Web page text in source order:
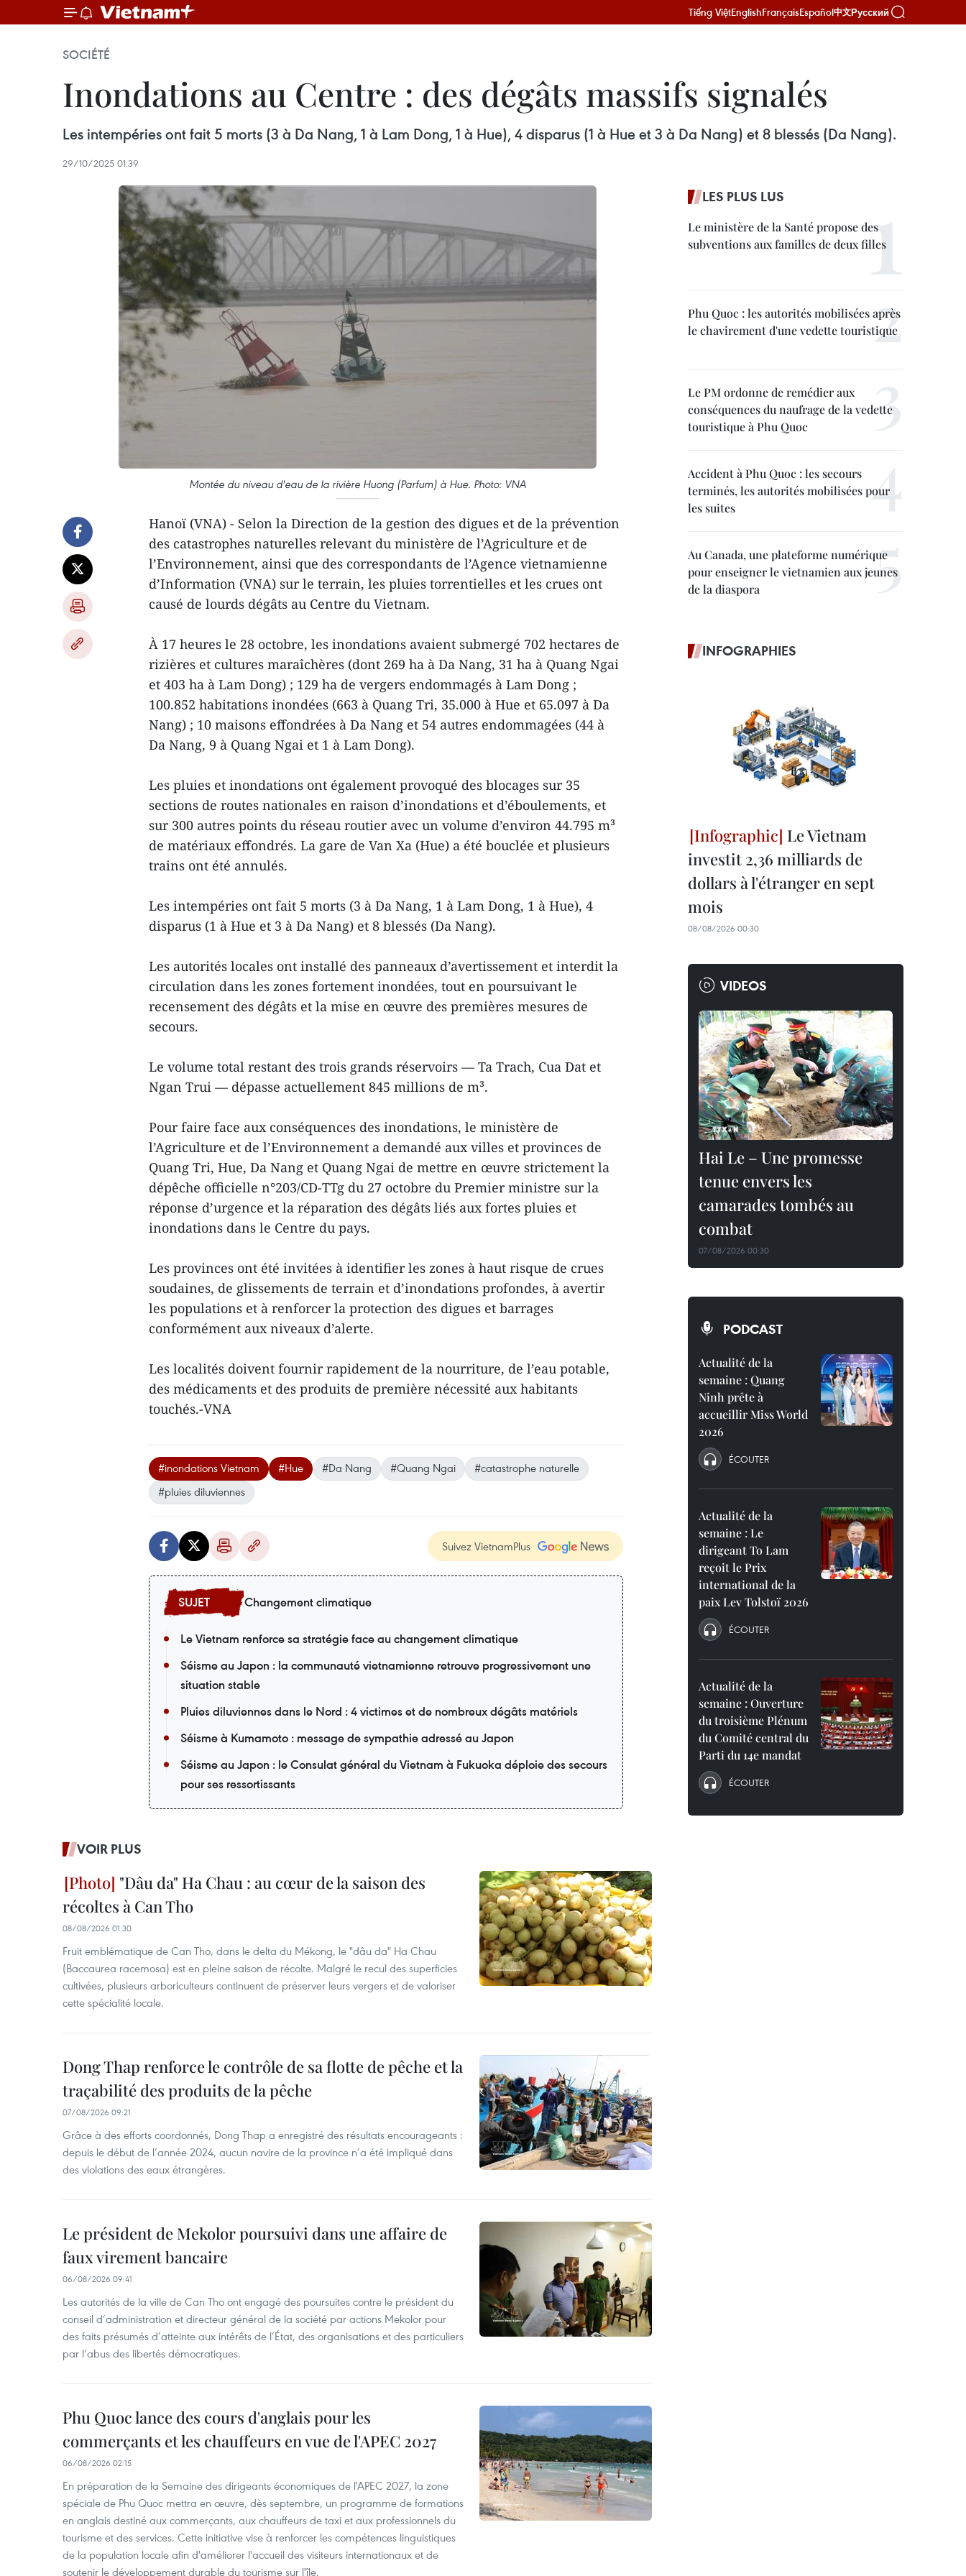
Tiếng ViệtEnglishFrançaisEspañol中文Русский
SOCIÉTÉ
Inondations au Centre : des dégâts massifs signalés
Les intempéries ont fait 5 morts (3 à Da Nang, 1 à Lam Dong, 1 à Hue), 4 disparus (1 à Hue et 3 à Da Nang) et 8 blessés (Da Nang).
29/10/2025 01:39
Montée du niveau d'eau de la rivière Huong (Parfum) à Hue. Photo: VNA
Hanoï (VNA) - Selon la Direction de la gestion des digues et de la prévention
des catastrophes naturelles relevant du ministère de l’Agriculture et de
l’Environnement, ainsi que des correspondants de l’Agence vietnamienne
d’Information (VNA) sur le terrain, les pluies torrentielles et les crues ont
causé de lourds dégâts au Centre du Vietnam.
À 17 heures le 28 octobre, les inondations avaient submergé 702 hectares de
rizières et cultures maraîchères (dont 269 ha à Da Nang, 31 ha à Quang Ngai
et 403 ha à Lam Dong) ; 129 ha de vergers endommagés à Lam Dong ;
100.852 habitations inondées (663 à Quang Tri, 35.000 à Hue et 65.097 à Da
Nang) ; 10 maisons effondrées à Da Nang et 54 autres endommagées (44 à
Da Nang, 9 à Quang Ngai et 1 à Lam Dong).
Les pluies et inondations ont également provoqué des blocages sur 35
sections de routes nationales en raison d’inondations et d’éboulements, et
sur 300 autres points du réseau routier avec un volume d’environ 44.795 m³
de matériaux effondrés. La gare de Van Xa (Hue) a été bouclée et plusieurs
trains ont été annulés.
Les intempéries ont fait 5 morts (3 à Da Nang, 1 à Lam Dong, 1 à Hue), 4
disparus (1 à Hue et 3 à Da Nang) et 8 blessés (Da Nang).
Les autorités locales ont installé des panneaux d’avertissement et interdit la
circulation dans les zones fortement inondées, tout en poursuivant le
recensement des dégâts et la mise en œuvre des premières mesures de
secours.
Le volume total restant des trois grands réservoirs — Ta Trach, Cua Dat et
Ngan Trui — dépasse actuellement 845 millions de m³.
Pour faire face aux conséquences des inondations, le ministère de
l’Agriculture et de l’Environnement a demandé aux villes et provinces de
Quang Tri, Hue, Da Nang et Quang Ngai de mettre en œuvre strictement la
dépêche officielle n°203/CD-TTg du 27 octobre du Premier ministre sur la
réponse d’urgence et la réparation des dégâts liés aux fortes pluies et
inondations dans le Centre du pays.
Les provinces ont été invitées à identifier les zones à haut risque de crues
soudaines, de glissements de terrain et d’inondations profondes, à avertir
les populations et à renforcer la protection des digues et barrages
conformément aux niveaux d’alerte.
Les localités doivent fournir rapidement de la nourriture, de l’eau potable,
des médicaments et des produits de première nécessité aux habitants
touchés.-VNA
#inondations Vietnam #Hue #Da Nang #Quang Ngai
#catastrophe naturelle
#pluies diluviennes
Suivez VietnamPlus
Changement climatique
Le Vietnam renforce sa stratégie face au changement climatique
Séisme au Japon : la communauté vietnamienne retrouve progressivement une
situation stable
Pluies diluviennes dans le Nord : 4 victimes et de nombreux dégâts matériels
Séisme à Kumamoto : message de sympathie adressé au Japon
Séisme au Japon : le Consulat général du Vietnam à Fukuoka déploie des secours
pour ses ressortissants
VOIR PLUS
"Dâu da" Ha Chau : au cœur de la saison des
récoltes à Can Tho
08/08/2026 01:30
Fruit emblématique de Can Tho, dans le delta du Mékong, le "dâu da" Ha Chau
(Baccaurea racemosa) est en pleine saison de récolte. Malgré le recul des superficies
cultivées, plusieurs arboriculteurs continuent de préserver leurs vergers et de valoriser
cette spécialité locale.
Dong Thap renforce le contrôle de sa flotte de pêche et la
traçabilité des produits de la pêche
07/08/2026 09:21
Grâce à des efforts coordonnés, Dong Thap a enregistré des résultats encourageants :
depuis le début de l’année 2024, aucun navire de la province n’a été impliqué dans
des violations des eaux étrangères.
Le président de Mekolor poursuivi dans une affaire de
faux virement bancaire
06/08/2026 09:41
Les autorités de la ville de Can Tho ont engagé des poursuites contre le président du
conseil d’administration et directeur général de la société par actions Mekolor pour
des faits présumés d’atteinte aux intérêts de l’État, des organisations et des particuliers
par l’abus des libertés démocratiques.
Phu Quoc lance des cours d'anglais pour les
commerçants et les chauffeurs en vue de l'APEC 2027
06/08/2026 02:15
En préparation de la Semaine des dirigeants économiques de l'APEC 2027, la zone
spéciale de Phu Quoc mettra en œuvre, dès septembre, un programme de formations
en anglais destiné aux commerçants, aux chauffeurs de taxi et aux professionnels du
tourisme et des services. Cette initiative vise à renforcer les compétences linguistiques
de la population locale afin d'améliorer l'accueil des visiteurs internationaux et de
soutenir le développement durable du tourisme sur l'île.
LES PLUS LUS
Le ministère de la Santé propose des
subventions aux familles de deux filles
Phu Quoc : les autorités mobilisées après
le chavirement d'une vedette touristique
Le PM ordonne de remédier aux
conséquences du naufrage de la vedette
touristique à Phu Quoc
Accident à Phu Quoc : les secours
terminés, les autorités mobilisées pour
les suites
Au Canada, une plateforme numérique
pour enseigner le vietnamien aux jeunes
de la diaspora
INFOGRAPHIES
Le Vietnam
investit 2,36 milliards de
dollars à l'étranger en sept
mois
08/08/2026 00:30
VIDEOS
Hai Le – Une promesse
tenue envers les
camarades tombés au
combat
07/08/2026 00:30
PODCAST
Actualité de la
semaine : Quang
Ninh prête à
accueillir Miss World
2026
ÉCOUTER
Actualité de la
semaine : Le
dirigeant To Lam
reçoit le Prix
international de la
paix Lev Tolstoï 2026
ÉCOUTER
Actualité de la
semaine : Ouverture
du troisième Plénum
du Comité central du
Parti du 14e mandat
ÉCOUTER